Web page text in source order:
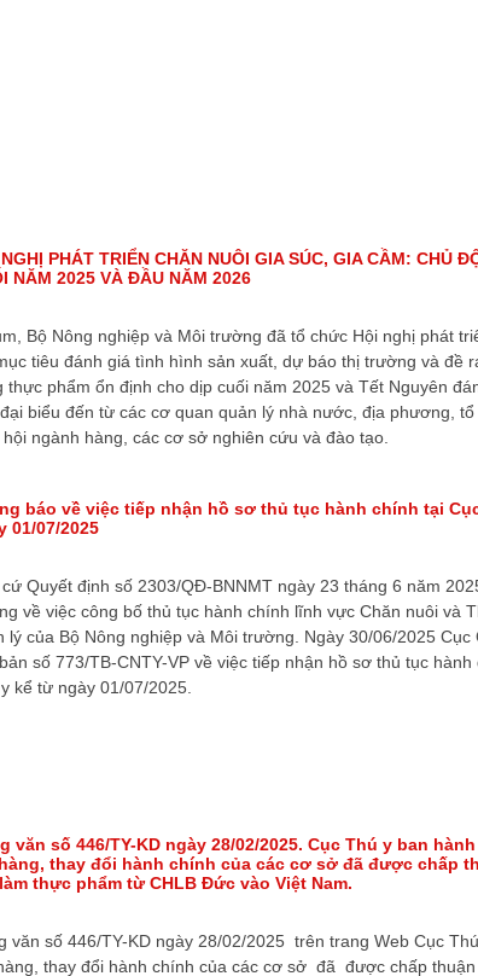
PHÁT TRIỂN CHĂN NUÔI GIA SÚC, GIA CẦM: CHỦ
NĂM 2025 VÀ ĐẦU NĂM 2026
Bộ Nông nghiệp và Môi trường đã tổ chức Hội nghị phát
tiêu đánh giá tình hình sản xuất, dự báo thị trường và đề
thực phẩm ổn định cho dịp cuối năm 2025 và Tết Nguyên
biểu đến từ các cơ quan quản lý nhà nước, địa phương,
hội ngành hàng, các cơ sở nghiên cứu và đào tạo.
báo về việc tiếp nhận hồ sơ thủ tục hành chính tại
01/07/2025
Quyết định số 2303/QĐ-BNNMT ngày 23 tháng 6 năm
về việc công bố thủ tục hành chính lĩnh vực Chăn nuôi và
lý của Bộ Nông nghiệp và Môi trường. Ngày 30/06/2025
số 773/TB-CNTY-VP về việc tiếp nhận hồ sơ thủ tục
kể từ ngày 01/07/2025.
văn số 446/TY-KD ngày 28/02/2025. Cục Thú y ban
thay đổi hành chính của các cơ sở đã được chấp
thực phẩm từ CHLB Đức vào Việt Nam.
văn số 446/TY-KD ngày 28/02/2025 trên trang Web Cục
thay đổi hành chính của các cơ sở đã được chấp